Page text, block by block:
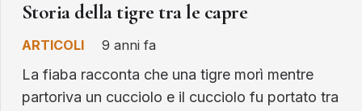
Storia della tigre tra le capre
ARTICOLI 9 anni fa
La fiaba racconta che una tigre morì mentre
partoriva un cucciolo e il cucciolo fu portato tra